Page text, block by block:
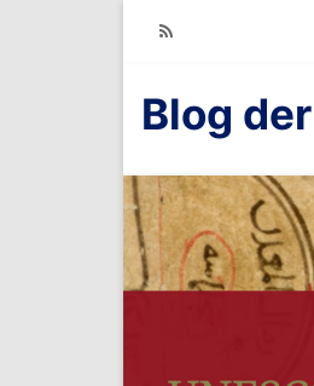
RSS
Blog